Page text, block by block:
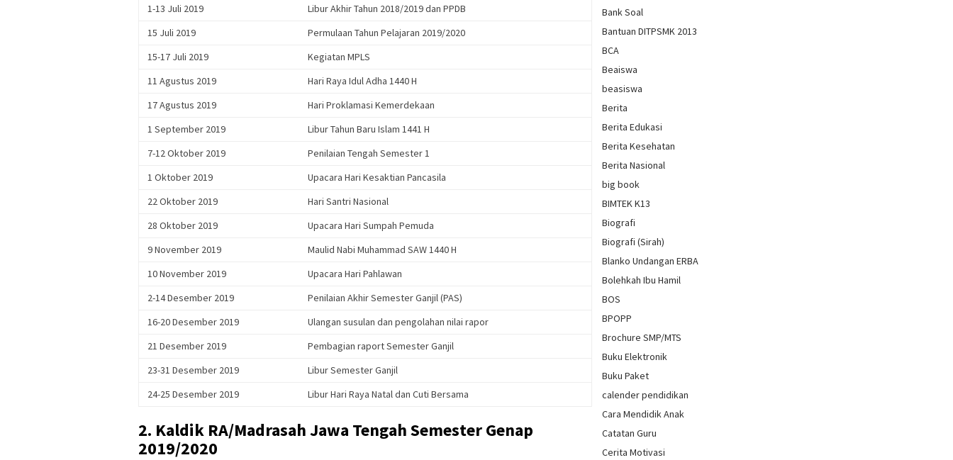
1-13 Juli 2019
Libur Akhir Tahun 2018/2019 dan PPDB
15 Juli 2019
Permulaan Tahun Pelajaran 2019/2020
15-17 Juli 2019
Kegiatan MPLS
11 Agustus 2019
Hari Raya Idul Adha 1440 H
17 Agustus 2019
Hari Proklamasi Kemerdekaan
1 September 2019
Libur Tahun Baru Islam 1441 H
7-12 Oktober 2019
Penilaian Tengah Semester 1
1 Oktober 2019
Upacara Hari Kesaktian Pancasila
22 Oktober 2019
Hari Santri Nasional
28 Oktober 2019
Upacara Hari Sumpah Pemuda
9 November 2019
Maulid Nabi Muhammad SAW 1440 H
10 November 2019
Upacara Hari Pahlawan
2-14 Desember 2019
Penilaian Akhir Semester Ganjil (PAS)
16-20 Desember 2019
Ulangan susulan dan pengolahan nilai rapor
21 Desember 2019
Pembagian raport Semester Ganjil
23-31 Desember 2019
Libur Semester Ganjil
24-25 Desember 2019
Libur Hari Raya Natal dan Cuti Bersama
2. Kaldik RA/Madrasah Jawa Tengah Semester Genap
2019/2020
Bank Soal
Bantuan DITPSMK 2013
BCA
Beaiswa
beasiswa
Berita
Berita Edukasi
Berita Kesehatan
Berita Nasional
big book
BIMTEK K13
Biografi
Biografi (Sirah)
Blanko Undangan ERBA
Bolehkah Ibu Hamil
BOS
BPOPP
Brochure SMP/MTS
Buku Elektronik
Buku Paket
calender pendidikan
Cara Mendidik Anak
Catatan Guru
Cerita Motivasi